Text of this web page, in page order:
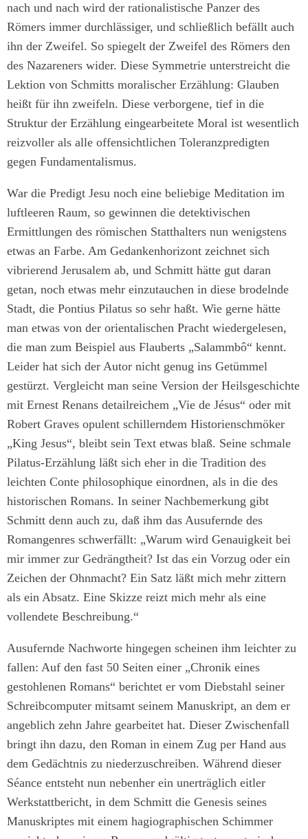
nach und nach wird der rationalistische Panzer des
Römers immer durchlässiger, und schließlich befällt auch
ihn der Zweifel. So spiegelt der Zweifel des Römers den
des Nazareners wider. Diese Symmetrie unterstreicht die
Lektion von Schmitts moralischer Erzählung: Glauben
heißt für ihn zweifeln. Diese verborgene, tief in die
Struktur der Erzählung eingearbeitete Moral ist wesentlich
reizvoller als alle offensichtlichen Toleranzpredigten
gegen Fundamentalismus.
War die Predigt Jesu noch eine beliebige Meditation im
luftleeren Raum, so gewinnen die detektivischen
Ermittlungen des römischen Statthalters nun wenigstens
etwas an Farbe. Am Gedankenhorizont zeichnet sich
vibrierend Jerusalem ab, und Schmitt hätte gut daran
getan, noch etwas mehr einzutauchen in diese brodelnde
Stadt, die Pontius Pilatus so sehr haßt. Wie gerne hätte
man etwas von der orientalischen Pracht wiedergelesen,
die man zum Beispiel aus Flauberts „Salammbô“ kennt.
Leider hat sich der Autor nicht genug ins Getümmel
gestürzt. Vergleicht man seine Version der Heilsgeschichte
mit Ernest Renans detailreichem „Vie de Jésus“ oder mit
Robert Graves opulent schillerndem Historienschmöker
„King Jesus“, bleibt sein Text etwas blaß. Seine schmale
Pilatus-Erzählung läßt sich eher in die Tradition des
leichten Conte philosophique einordnen, als in die des
historischen Romans. In seiner Nachbemerkung gibt
Schmitt denn auch zu, daß ihm das Ausufernde des
Romangenres schwerfällt: „Warum wird Genauigkeit bei
mir immer zur Gedrängtheit? Ist das ein Vorzug oder ein
Zeichen der Ohnmacht? Ein Satz läßt mich mehr zittern
als ein Absatz. Eine Skizze reizt mich mehr als eine
vollendete Beschreibung.“
Ausufernde Nachworte hingegen scheinen ihm leichter zu
fallen: Auf den fast 50 Seiten einer „Chronik eines
gestohlenen Romans“ berichtet er vom Diebstahl seiner
Schreibcomputer mitsamt seinem Manuskript, an dem er
angeblich zehn Jahre gearbeitet hat. Dieser Zwischenfall
bringt ihn dazu, den Roman in einem Zug per Hand aus
dem Gedächtnis zu niederzuschreiben. Während dieser
Séance entsteht nun nebenher ein unerträglich eitler
Werkstattbericht, in dem Schmitt die Genesis seines
Manuskriptes mit einem hagiographischen Schimmer